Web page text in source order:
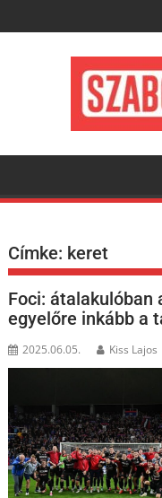
to
Címke: keret
Foci: átalakulóban
egyelőre inkább a
2025.06.05. Kiss Lajos